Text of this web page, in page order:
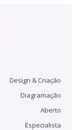
Design & Criação
Diagramação
Aberto
Especialista